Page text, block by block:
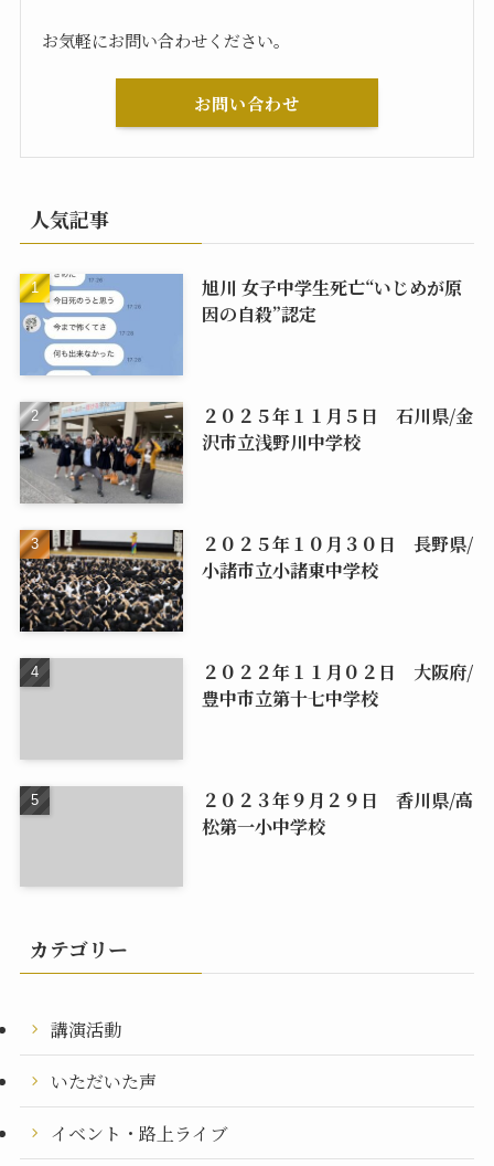
お気軽にお問い合わせください。
お問い合わせ
人気記事
旭川 女子中学生死亡“いじめが原
因の自殺”認定
２０２５年１１月５日 石川県/金
沢市立浅野川中学校
２０２５年１０月３０日 長野県/
小諸市立小諸東中学校
２０２２年１１月０２日 大阪府/
豊中市立第十七中学校
２０２３年９月２９日 香川県/高
松第一小中学校
カテゴリー
講演活動
いただいた声
イベント・路上ライブ